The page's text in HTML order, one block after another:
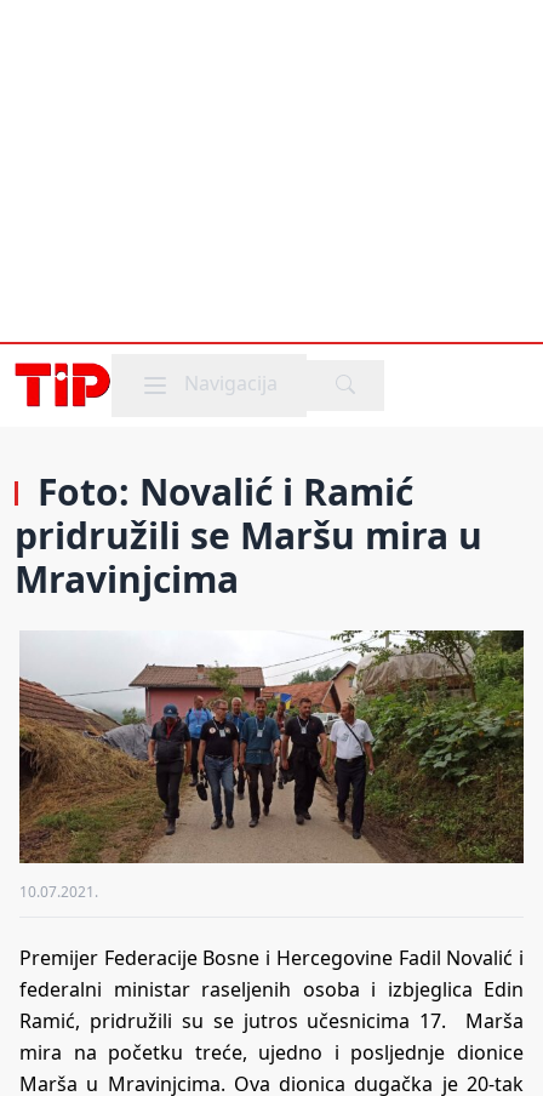
Mobile menu
Navigacija
Foto: Novalić i Ramić
pridružili se Maršu mira u
Mravinjcima
10.07.2021.
Premijer Federacije Bosne i Hercegovine Fadil Novalić i
federalni ministar raseljenih osoba i izbjeglica Edin
Ramić, pridružili su se jutros učesnicima 17. Marša
mira na početku treće, ujedno i posljednje dionice
Marša u Mravinjcima. Ova dionica dugačka je 20-tak